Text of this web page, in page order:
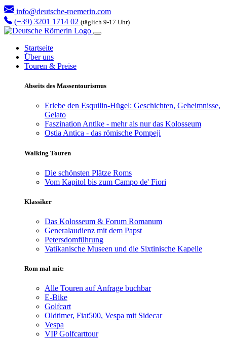
info@deutsche-roemerin.com
(+39) 3201 1714 02 (täglich 9-17 Uhr)
Startseite
Über uns
Touren & Preise
Abseits des Massentourismus
Erlebe den Esquilin-Hügel: Geschichten, Geheimnisse,
Gelato
Faszination Antike - mehr als nur das Kolosseum
Ostia Antica - das römische Pompeji
Walking Touren
Die schönsten Plätze Roms
Vom Kapitol bis zum Campo de' Fiori
Klassiker
Das Kolosseum & Forum Romanum
Generalaudienz mit dem Papst
Petersdomführung
Vatikanische Museen und die Sixtinische Kapelle
Rom mal mit:
Alle Touren auf Anfrage buchbar
E-Bike
Golfcart
Oldtimer, Fiat500, Vespa mit Sidecar
Vespa
VIP Golfcarttour